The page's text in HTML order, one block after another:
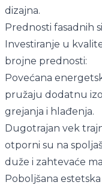
dizajna.
Prednosti fasadnih
Investiranje u
brojne prednosti:
Povećana
pružaju dodatnu
grejanja i hlađenja.
Dugotrajan vek
otporni su na
duže i zahtevaće
Poboljšana